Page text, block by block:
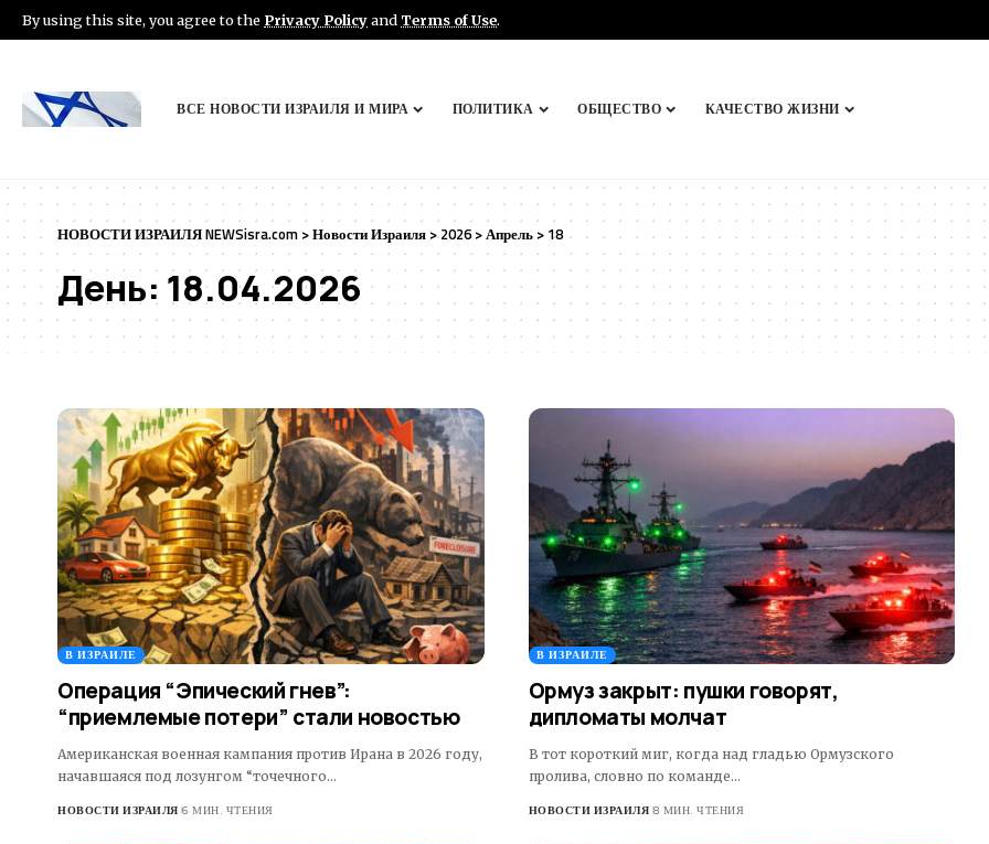
By using this site, you agree to the Privacy Policyand Terms of Use.
ВСЕ НОВОСТИ ИЗРАИЛЯ И МИРА ПОЛИТИКА ОБЩЕСТВО КАЧЕСТВО ЖИЗНИ
НОВОСТИ ИЗРАИЛЯ NEWSisra.com >Новости Израиля >2026>Апрель> 18
День: 18.04.2026
В ИЗРАИЛЕ
Операция “Эпический гнев”:
“приемлемые потери” стали новостью
Американская военная кампания против Ирана в 2026 году,
начавшаяся под лозунгом “точечного…
НОВОСТИ ИЗРАИЛЯ 6 МИН. ЧТЕНИЯ
В ИЗРАИЛЕ
Ормуз закрыт: пушки говорят,
дипломаты молчат
В тот короткий миг, когда над гладью Ормузского
пролива, словно по команде…
НОВОСТИ ИЗРАИЛЯ 8 МИН. ЧТЕНИЯ